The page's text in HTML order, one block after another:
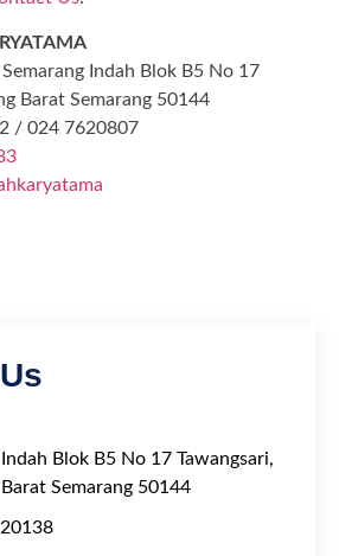
Semarang Indah Blok B5 No 17
Barat Semarang 50144
/ 024 7620807
Blok B5 No 17 Tawangsari,
Semarang 50144